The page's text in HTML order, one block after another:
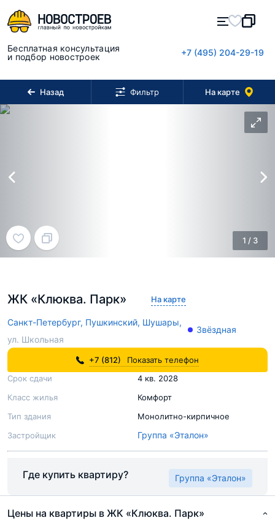
Бесплатная консультация
и подбор новостроек
+7 (495) 204-29-19
Назад Фильтр На карте
ЖК «Клюква. Парк» На карте
Санкт-Петербург, Пушкинский, Шушары,
ул. Школьная
Звёздная
1 / 3
Срок сдачи
4 кв. 2028
Класс жилья
Комфорт
Тип здания
Монолитно-кирпичное
Застройщик
Группа «Эталон»
+7 (812) Показать телефон
Где купить квартиру? Группа «Эталон»
Цены на квартиры в ЖК «Клюква. Парк»